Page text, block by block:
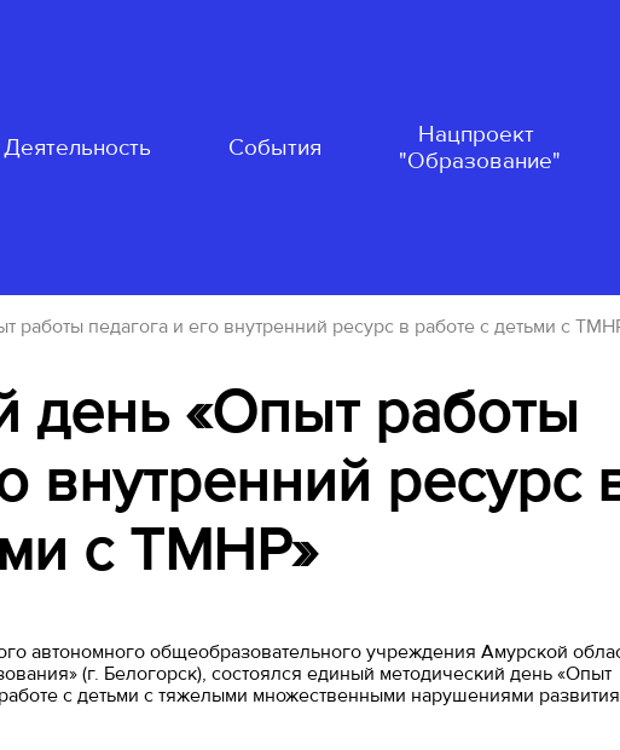
Деятельность События
Нацпроект
"Образование"
работы педагога и его внутренний ресурс в работе с детьми с
день «Опыт работы
внутренний ресурс
с ТМНР»
автономного общеобразовательного учреждения Амурской
(г. Белогорск), состоялся единый методический день «Опыт
с детьми с тяжелыми множественными нарушениями развития